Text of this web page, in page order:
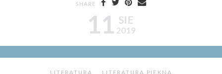
11 SIE
2019
SHARE
LITERATURA LITERATURA PIĘKNA